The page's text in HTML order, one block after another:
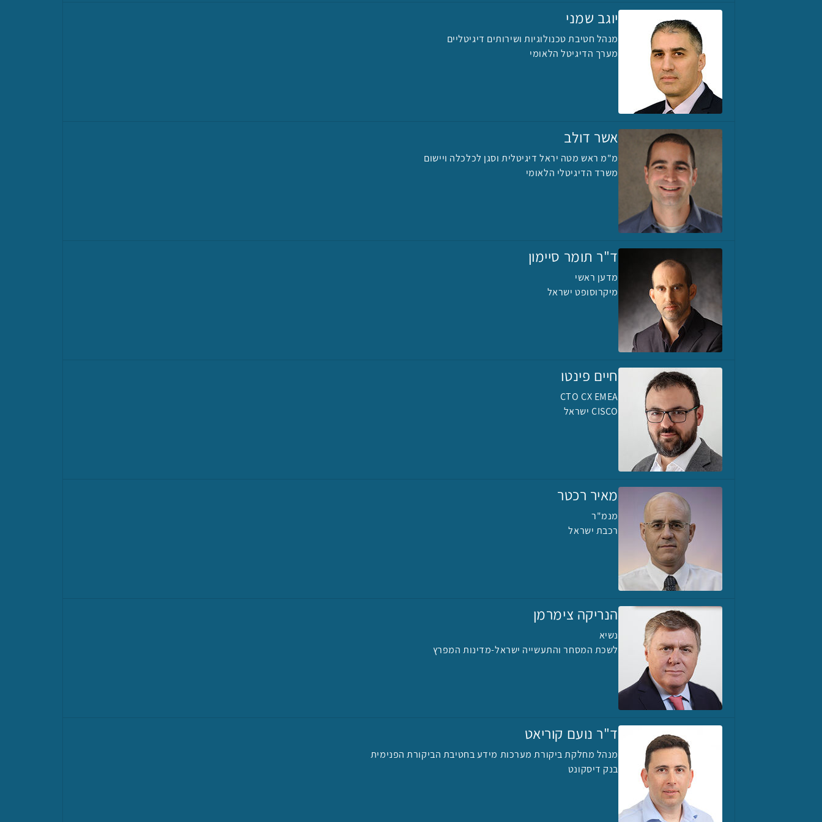
יוגב שמני
מנהל חטיבת טכנולוגיות ושירותים דיגיטליים
מערך הדיגיטל הלאומי
אשר דולב
מ"מ ראש מטה יראל דיגיטלית וסגן לכלכלה ויישום
משרד הדיגיטלי הלאומי
ד"ר תומר סיימון
מדען ראשי
מיקרוסופט ישראל
חיים פינטו
CTO CX EMEA
CISCO ישראל
מאיר רכטר
מנמ"ר
רכבת ישראל
הנריקה צימרמן
נשיא
לשכת המסחר והתעשייה ישראל-מדינות המפרץ
ד"ר נועם קוריאט
מנהל מחלקת ביקורת מערכות מידע בחטיבת הביקורת הפנימית
בנק דיסקונט